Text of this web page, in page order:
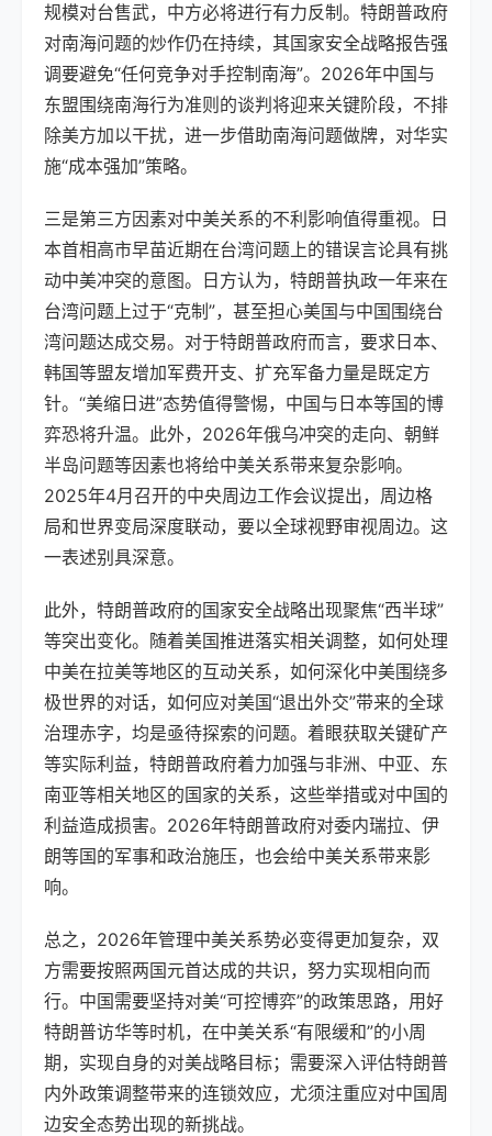
规模对台售武，中方必将进行有力反制。特朗普政府
对南海问题的炒作仍在持续，其国家安全战略报告强
调要避免“任何竞争对手控制南海”。2026年中国与
东盟围绕南海行为准则的谈判将迎来关键阶段，不排
除美方加以干扰，进一步借助南海问题做牌，对华实
施“成本强加”策略。
三是第三方因素对中美关系的不利影响值得重视。日
本首相高市早苗近期在台湾问题上的错误言论具有挑
动中美冲突的意图。日方认为，特朗普执政一年来在
台湾问题上过于“克制”，甚至担心美国与中国围绕台
湾问题达成交易。对于特朗普政府而言，要求日本、
韩国等盟友增加军费开支、扩充军备力量是既定方
针。“美缩日进”态势值得警惕，中国与日本等国的博
弈恐将升温。此外，2026年俄乌冲突的走向、朝鲜
半岛问题等因素也将给中美关系带来复杂影响。
2025年4月召开的中央周边工作会议提出，周边格
局和世界变局深度联动，要以全球视野审视周边。这
一表述别具深意。
此外，特朗普政府的国家安全战略出现聚焦“西半球”
等突出变化。随着美国推进落实相关调整，如何处理
中美在拉美等地区的互动关系，如何深化中美围绕多
极世界的对话，如何应对美国“退出外交”带来的全球
治理赤字，均是亟待探索的问题。着眼获取关键矿产
等实际利益，特朗普政府着力加强与非洲、中亚、东
南亚等相关地区的国家的关系，这些举措或对中国的
利益造成损害。2026年特朗普政府对委内瑞拉、伊
朗等国的军事和政治施压，也会给中美关系带来影
响。
总之，2026年管理中美关系势必变得更加复杂，双
方需要按照两国元首达成的共识，努力实现相向而
行。中国需要坚持对美“可控博弈”的政策思路，用好
特朗普访华等时机，在中美关系“有限缓和”的小周
期，实现自身的对美战略目标；需要深入评估特朗普
内外政策调整带来的连锁效应，尤须注重应对中国周
边安全态势出现的新挑战。